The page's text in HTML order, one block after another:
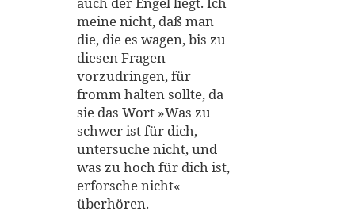
meine nicht, daß man
die, die es wagen, bis zu
diesen Fragen
vorzudringen, für
fromm halten sollte, da
sie das Wort »Was zu
schwer ist für dich,
untersuche nicht, und
was zu hoch für dich ist,
erforsche nicht«
überhören.